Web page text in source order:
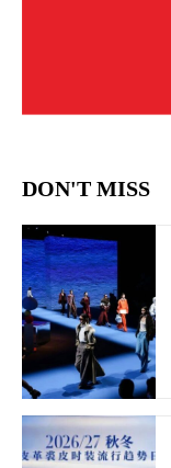
DON'T MISS